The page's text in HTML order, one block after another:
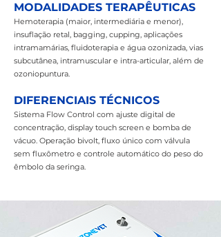
MODALIDADES TERAPÊUTICAS
Hemoterapia (maior, intermediária e menor),
insuflação retal, bagging, cupping, aplicações
intramamárias, fluidoterapia e água ozonizada, vias
subcutânea, intramuscular e intra-articular, além de
ozoniopuntura.
DIFERENCIAIS TÉCNICOS
Sistema Flow Control com ajuste digital de
concentração, display touch screen e bomba de
vácuo. Operação bivolt, fluxo único com válvula
sem fluxômetro e controle automático do peso do
êmbolo da seringa.